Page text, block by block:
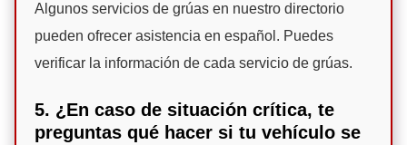
Algunos servicios de grúas en nuestro directorio
pueden ofrecer asistencia en español. Puedes
verificar la información de cada servicio de grúas.
5. ¿En caso de situación crítica, te
preguntas qué hacer si tu vehículo se